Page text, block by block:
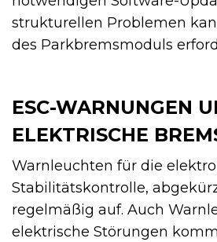
strukturellen Problemen
des Parkbremsmoduls
ESC-WARNUNGEN
ELEKTRISCHE
Warnleuchten für die
Stabilitätskontrolle,
regelmäßig auf. Auch
elektrische Störungen